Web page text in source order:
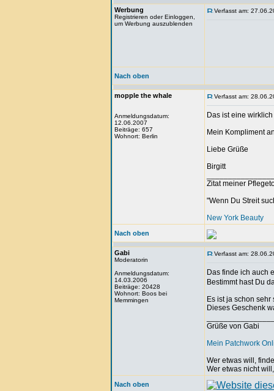
Werbung
Registrieren oder Einloggen,
um Werbung auszublenden
Verfasst am:
Nach oben
mopple the whale
Anmeldungsdatum:
12.06.2007
Beiträge: 657
Wohnort: Berlin
Verfasst am:
Das ist eine
Mein Kompliment
Liebe Grüße
Birgitt
Zitat meiner
"Wenn Du Streit
New York Beauty
Nach oben
Gabi
Moderatorin
Anmeldungsdatum:
14.03.2006
Beiträge: 20428
Wohnort: Boos bei
Memmingen
Verfasst am:
Das finde ich auch
Bestimmt hast Du
Es ist ja schon
Dieses Geschenk
Grüße von Gabi
Mein Patchwork
Wer etwas will,
Wer etwas nicht
Nach oben